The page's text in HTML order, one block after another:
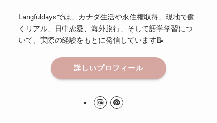
Langfuldaysでは、カナダ生活や永住権取得、現地で働
くリアル、日中恋愛、海外旅行、そして語学学習につ
いて、実際の経験をもとに発信しています📝
詳しいプロフィール